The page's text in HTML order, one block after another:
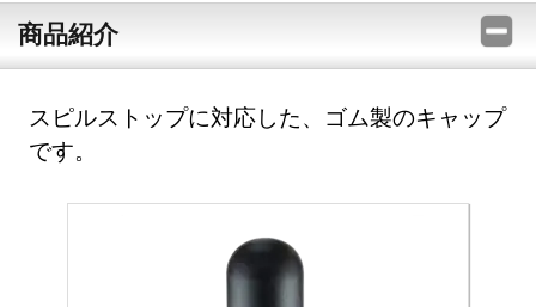
商品紹介
スピルストップに対応した、ゴム製のキャップ
です。